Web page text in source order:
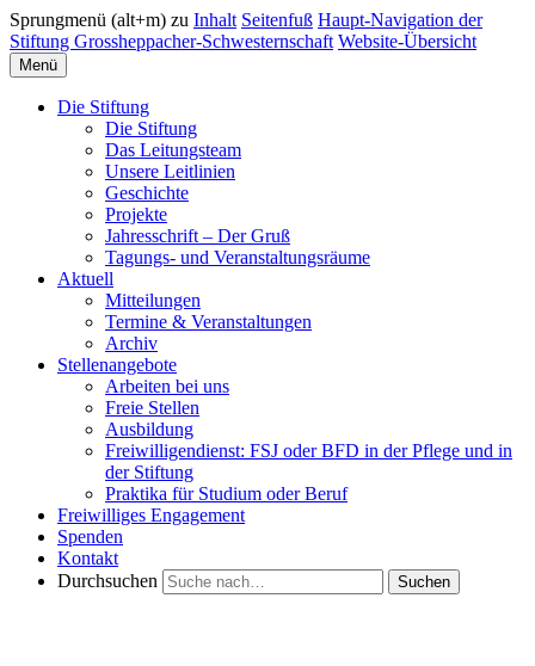
Sprungmenü (alt+m) zu Inhalt Seitenfuß Haupt-Navigation der
Stiftung Grossheppacher-Schwesternschaft Website-Übersicht
Menü
Die Stiftung
Die Stiftung
Das Leitungsteam
Unsere Leitlinien
Geschichte
Projekte
Jahresschrift – Der Gruß
Tagungs- und Veranstaltungsräume
Aktuell
Mitteilungen
Termine & Veranstaltungen
Archiv
Stellenangebote
Arbeiten bei uns
Freie Stellen
Ausbildung
Freiwilligendienst: FSJ oder BFD in der Pflege und in
der Stiftung
Praktika für Studium oder Beruf
Freiwilliges Engagement
Spenden
Kontakt
Durchsuchen
Suchen